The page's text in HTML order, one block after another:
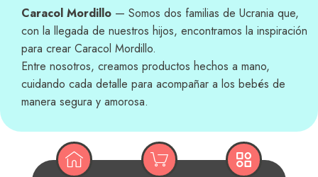
Caracol Mordillo — Somos dos familias de Ucrania que,
con la llegada de nuestros hijos, encontramos la inspiración
para crear Caracol Mordillo.
Entre nosotros, creamos productos hechos a mano,
cuidando cada detalle para acompañar a los bebés de
manera segura y amorosa.